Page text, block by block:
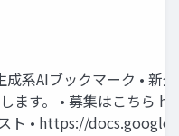
成系AIブックマーク • 新
ます。 • 募集はこちら
ト • https://